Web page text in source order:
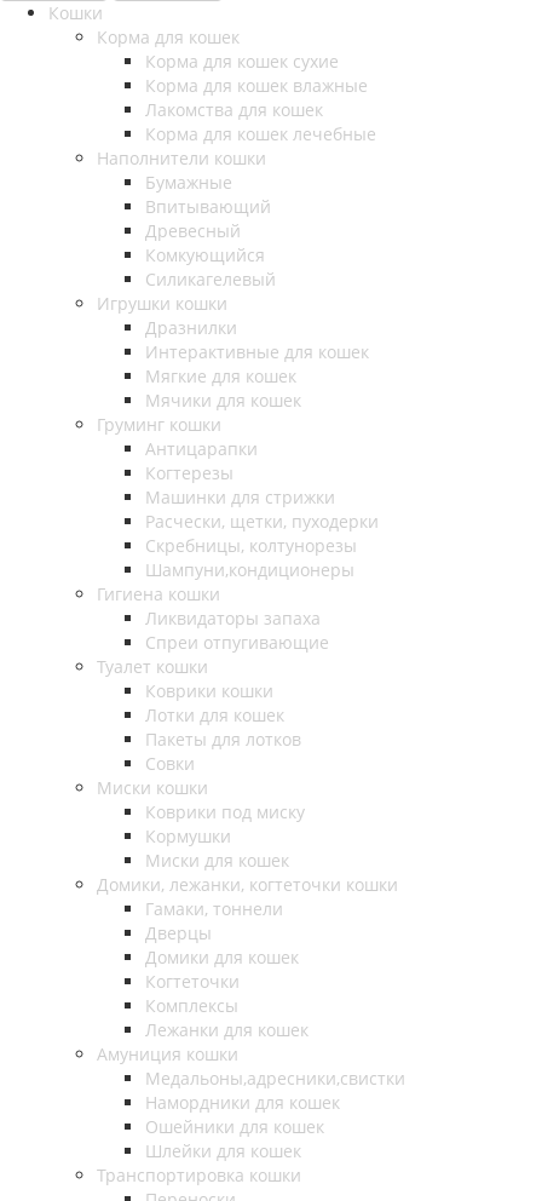
Кошки
Корма для кошек
Корма для кошек сухие
Корма для кошек влажные
Лакомства для кошек
Корма для кошек лечебные
Наполнители кошки
Бумажные
Впитывающий
Древесный
Комкующийся
Силикагелевый
Игрушки кошки
Дразнилки
Интерактивные для кошек
Мягкие для кошек
Мячики для кошек
Груминг кошки
Антицарапки
Когтерезы
Машинки для стрижки
Расчески, щетки, пуходерки
Скребницы, колтунорезы
Шампуни,кондиционеры
Гигиена кошки
Ликвидаторы запаха
Спреи отпугивающие
Туалет кошки
Коврики кошки
Лотки для кошек
Пакеты для лотков
Совки
Миски кошки
Коврики под миску
Кормушки
Миски для кошек
Домики, лежанки, когтеточки кошки
Гамаки, тоннели
Дверцы
Домики для кошек
Когтеточки
Комплексы
Лежанки для кошек
Амуниция кошки
Медальоны,адресники,свистки
Намордники для кошек
Ошейники для кошек
Шлейки для кошек
Транспортировка кошки